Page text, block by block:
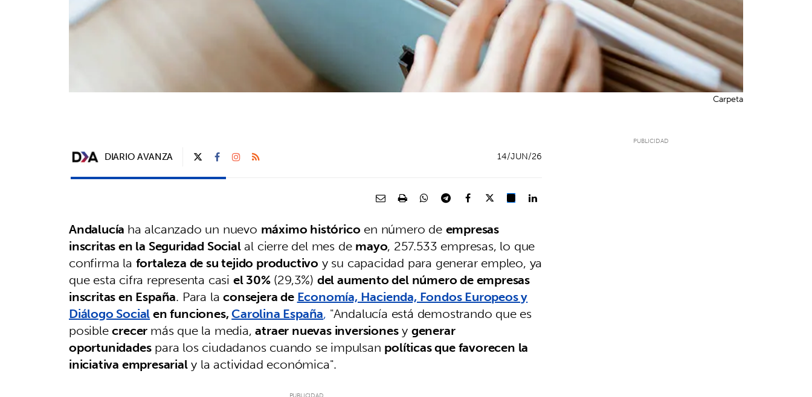
Carpeta
DIARIO AVANZA 14/JUN/26
Andalucía ha alcanzado un nuevo máximo histórico en número deempresas
inscritas en la Seguridad Socialal cierre del mes demayo, 257.533 empresas, lo que
confirma la fortaleza de su tejido productivo y su capacidad para generar empleo, ya
que esta cifra representa casi el 30%(29,3%) del aumento del número de empresas
inscritas en España. Para laconsejera deEconomía, Hacienda, Fondos Europeos y
Diálogo Socialen funciones,Carolina España, "Andalucía está demostrando que es
posiblecrecermás que la media,atraer nuevas inversionesygenerar
oportunidadespara los ciudadanos cuando se impulsan políticas que favorecen la
iniciativa empresarialy la actividad económica".